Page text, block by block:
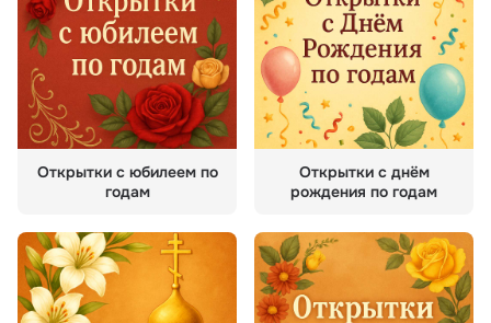
Открытки с юбилеем по
годам
Открытки с днём
рождения по годам